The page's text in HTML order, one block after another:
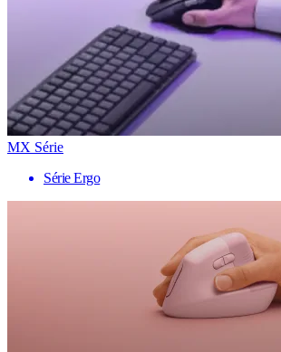
MX Série
Série Ergo